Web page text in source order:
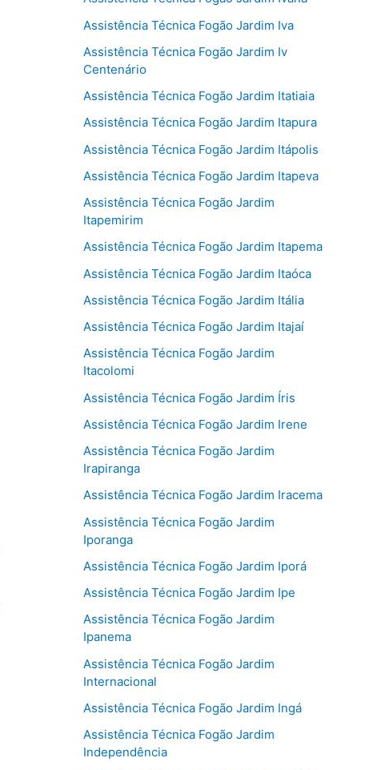
Assistência Técnica Fogão Jardim Iva
Assistência Técnica Fogão Jardim Iv
Centenário
Assistência Técnica Fogão Jardim Itatiaia
Assistência Técnica Fogão Jardim Itapura
Assistência Técnica Fogão Jardim Itápolis
Assistência Técnica Fogão Jardim Itapeva
Assistência Técnica Fogão Jardim
Itapemirim
Assistência Técnica Fogão Jardim Itapema
Assistência Técnica Fogão Jardim Itaóca
Assistência Técnica Fogão Jardim Itália
Assistência Técnica Fogão Jardim Itajaí
Assistência Técnica Fogão Jardim
Itacolomi
Assistência Técnica Fogão Jardim Íris
Assistência Técnica Fogão Jardim Irene
Assistência Técnica Fogão Jardim
Irapiranga
Assistência Técnica Fogão Jardim Iracema
Assistência Técnica Fogão Jardim
Iporanga
Assistência Técnica Fogão Jardim Iporá
Assistência Técnica Fogão Jardim Ipe
Assistência Técnica Fogão Jardim
Ipanema
Assistência Técnica Fogão Jardim
Internacional
Assistência Técnica Fogão Jardim Ingá
Assistência Técnica Fogão Jardim
Independência